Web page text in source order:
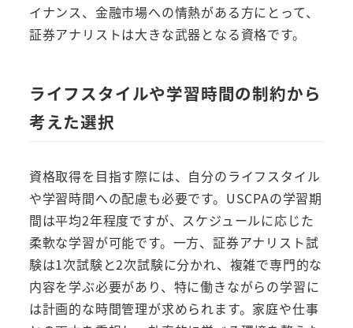
イナンス、金融市場への情熱がある方にとって、
証券アナリストは大きな武器となる資格です。
ライフスタイルや学習時間の制約から
考えた選択
資格取得を目指す際には、自分のライフスタイル
や学習時間への配慮も必要です。USCPAの学習期
間は平均2年程度ですが、スケジュールに応じた
柔軟な学習が可能です。一方、証券アナリスト試
験は1次試験と2次試験に分かれ、複雑で専門的な
内容を学ぶ必要があり、特に働きながらの学習に
は計画的な時間管理が求められます。家庭や仕事